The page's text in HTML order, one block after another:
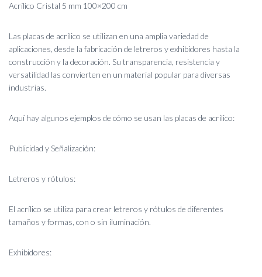
Acrílico Cristal 5 mm 100×200 cm
Las placas de acrílico se utilizan en una amplia variedad de
aplicaciones, desde la fabricación de letreros y exhibidores hasta la
construcción y la decoración. Su transparencia, resistencia y
versatilidad las convierten en un material popular para diversas
industrias.
Aquí hay algunos ejemplos de cómo se usan las placas de acrílico:
Publicidad y Señalización:
Letreros y rótulos:
El acrílico se utiliza para crear letreros y rótulos de diferentes
tamaños y formas, con o sin iluminación.
Exhibidores: